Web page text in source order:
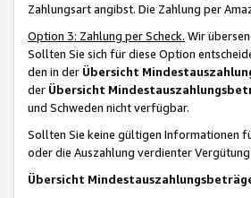
Zahlungsart angibst. Die Zahlung per
Option 3: Zahlung per Scheck. Wir
Sollten Sie sich für diese Option
den in der Übersicht
der Übersicht
und Schweden nicht verfügbar.
Sollten Sie keine gültigen Informationen
oder die Auszahlung verdienter
Übersicht